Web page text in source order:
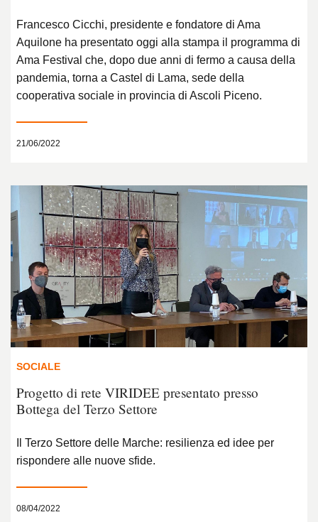
Francesco Cicchi, presidente e fondatore di Ama
Aquilone ha presentato oggi alla stampa il programma di
Ama Festival che, dopo due anni di fermo a causa della
pandemia, torna a Castel di Lama, sede della
cooperativa sociale in provincia di Ascoli Piceno.
21/06/2022
SOCIALE
Progetto di rete VIRIDEE presentato presso
Bottega del Terzo Settore
Il Terzo Settore delle Marche: resilienza ed idee per
rispondere alle nuove sfide.
08/04/2022